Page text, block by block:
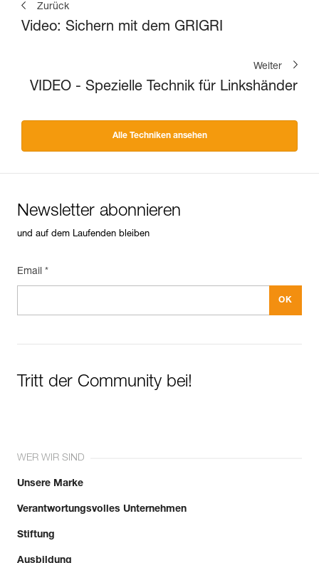
Zurück
Video: Sichern mit dem GRIGRI
Weiter
VIDEO - Spezielle Technik für Linkshänder
Alle Techniken ansehen
Newsletter abonnieren
und auf dem Laufenden bleiben
Email *
Tritt der Community bei!
WER WIR SIND
Unsere Marke
Verantwortungsvolles Unternehmen
Stiftung
Ausbildung